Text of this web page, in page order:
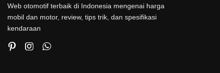
Web otomotif terbaik di Indonesia mengenai harga
mobil dan motor, review, tips trik, dan spesifikasi
kendaraan